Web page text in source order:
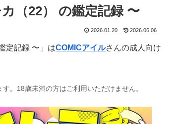
（22） の鑑定記録 〜
2026.01.20 2026.06.06
定記録 〜」はCOMICアイルさんの成人向け
。18歳未満の方はご利用いただけません。